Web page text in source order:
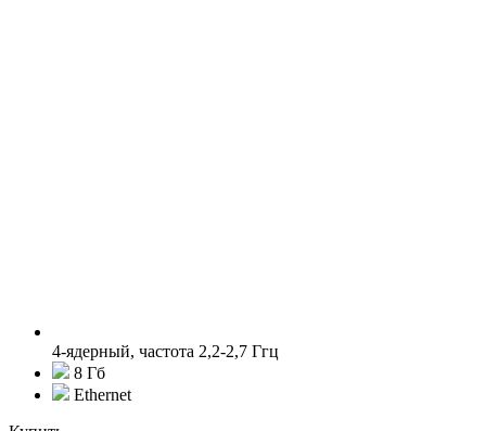
4-ядерный, частота 2,2-2,7 Ггц
8 Гб
Ethernet